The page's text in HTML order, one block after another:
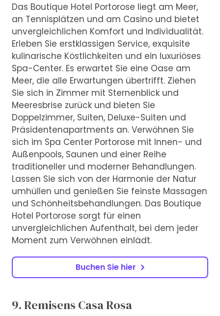
Das Boutique Hotel Portorose liegt am Meer,
an Tennisplätzen und am Casino und bietet
unvergleichlichen Komfort und Individualität.
Erleben Sie erstklassigen Service, exquisite
kulinarische Köstlichkeiten und ein luxuriöses
Spa-Center. Es erwartet Sie eine Oase am
Meer, die alle Erwartungen übertrifft. Ziehen
Sie sich in Zimmer mit Sternenblick und
Meeresbrise zurück und bieten Sie
Doppelzimmer, Suiten, Deluxe-Suiten und
Präsidentenapartments an. Verwöhnen Sie
sich im Spa Center Portorose mit Innen- und
Außenpools, Saunen und einer Reihe
traditioneller und moderner Behandlungen.
Lassen Sie sich von der Harmonie der Natur
umhüllen und genießen Sie feinste Massagen
und Schönheitsbehandlungen. Das Boutique
Hotel Portorose sorgt für einen
unvergleichlichen Aufenthalt, bei dem jeder
Moment zum Verwöhnen einlädt.
Buchen Sie hier
9. Remisens Casa Rosa